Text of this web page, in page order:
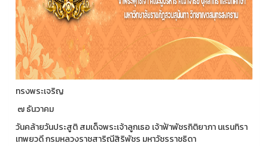
ทรงพระเจริญ
๗ ธันวาคม
วันคล้ายวันประสูติ สมเด็จพระเจ้าลูกเธอ เจ้าฟ้าพัชรกิติยาภา นเรนทิรา
เทพยวดี กรมหลวงราชสาริณีสิริพัชร มหาวัชรราชธิดา